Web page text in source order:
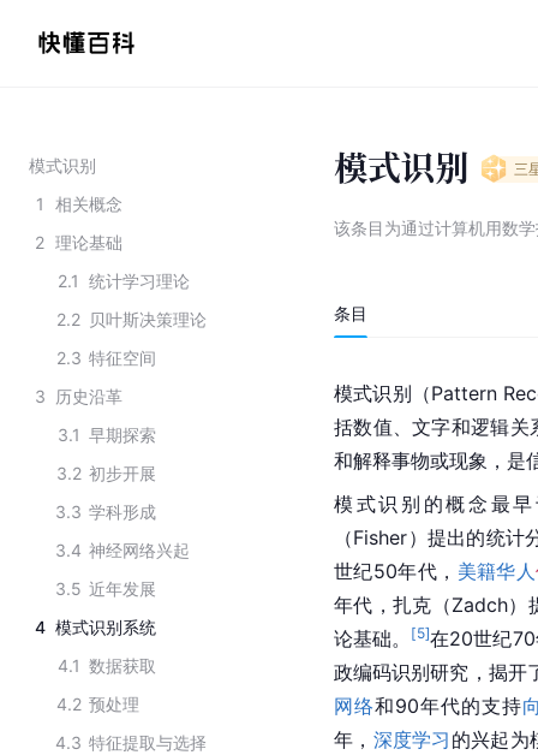
模式识别
1
相关概念
2 理论基础
2.1 统计学习理论
2.2 贝叶斯决策理论
2.3 特征空间
3
历史沿革
3.1 早期探索
3.2 初步开展
3.3 学科形成
3.4 神经网络兴起
3.5 近年发展
4 模式识别系统
4.1 数据获取
4.2 预处理
4.3 特征提取与选择
模式识别 三
该条目为通过计算机用数
条目
模式识别（Pattern
括数值、文字和逻辑关
和解释事物或现象，是
模式识别的概念最
（Fisher）提出的统
世纪50年代， 美籍华人
年代，扎克（Zadch）
论基础。
[5]在20世纪70
政编码识别研究，揭开
网络和90年代的支持
年， 深度学习 的兴起为